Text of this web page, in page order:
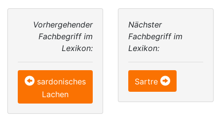
Vorhergehender
Fachbegriff im
Lexikon:
sardonisches
Lachen
Nächster
Fachbegriff im
Lexikon:
Sartre